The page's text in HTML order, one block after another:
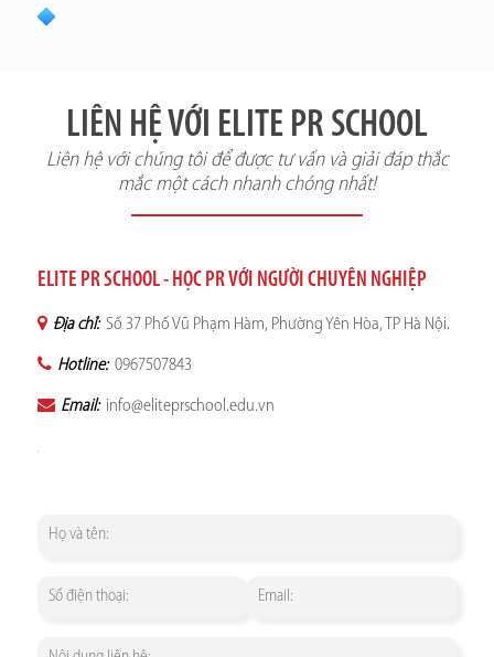
LIÊN HỆ VỚI ELITE PR SCHOOL
Liên hệ với chúng tôi để được tư vấn và giải đáp thắc
mắc một cách nhanh chóng nhất!
ELITE PR SCHOOL - HỌC PR VỚI NGƯỜI CHUYÊN NGHIỆP
Địa chỉ: Số 37 Phố Vũ Phạm Hàm, Phường Yên Hòa, TP Hà Nội.
Hotline: 0967507843
Email: info@eliteprschool.edu.vn